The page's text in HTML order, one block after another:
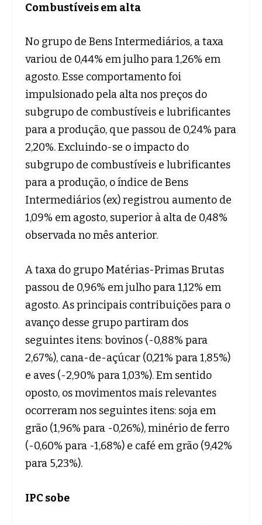
Combustíveis em alta
No grupo de Bens Intermediários, a taxa
variou de 0,44% em julho para 1,26% em
agosto. Esse comportamento foi
impulsionado pela alta nos preços do
subgrupo de combustíveis e lubrificantes
para a produção, que passou de 0,24% para
2,20%. Excluindo-se o impacto do
subgrupo de combustíveis e lubrificantes
para a produção, o índice de Bens
Intermediários (ex) registrou aumento de
1,09% em agosto, superior à alta de 0,48%
observada no mês anterior.
A taxa do grupo Matérias-Primas Brutas
passou de 0,96% em julho para 1,12% em
agosto. As principais contribuições para o
avanço desse grupo partiram dos
seguintes itens: bovinos (-0,88% para
2,67%), cana-de-açúcar (0,21% para 1,85%)
e aves (-2,90% para 1,03%). Em sentido
oposto, os movimentos mais relevantes
ocorreram nos seguintes itens: soja em
grão (1,96% para -0,26%), minério de ferro
(-0,60% para -1,68%) e café em grão (9,42%
para 5,23%).
IPC sobe